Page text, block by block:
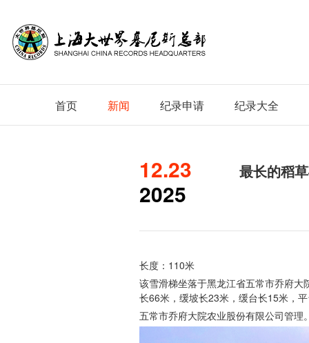
首页 新闻 纪录申请 纪录大全
12.23
2025
最长的稻
长度：110米
该雪滑梯坐落于黑龙江省五常市乔府
长66米，缓坡长23米，缓台长15米，
五常市乔府大院农业股份有限公司管理